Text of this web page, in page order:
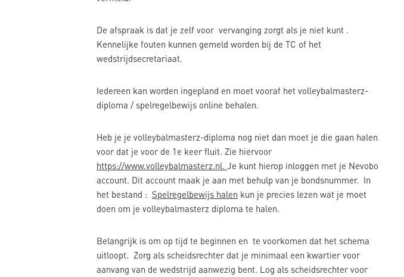
De afspraak is dat je zelf voor vervanging zorgt als je niet kunt .
Kennelijke fouten kunnen gemeld worden bij de TC of het
wedstrijdsecretariaat.
Iedereen kan worden ingepland en moet vooraf het volleybalmasterz-
diploma / spelregelbewijs online behalen.
Heb je je volleybalmasterz-diploma nog niet dan moet je die gaan halen
voor dat je voor de 1e keer fluit. Zie hiervoor
https://www.volleybalmasterz.nl. Je kunt hierop inloggen met je Nevobo
account. Dit account maak je aan met behulp van je bondsnummer. In
het bestand : Spelregelbewijs halen kun je precies lezen wat je moet
doen om je volleybalmasterz diploma te halen.
Belangrijk is om op tijd te beginnen en te voorkomen dat het schema
uitloopt. Zorg als scheidsrechter dat je minimaal een kwartier voor
aanvang van de wedstrijd aanwezig bent. Log als scheidsrechter voor